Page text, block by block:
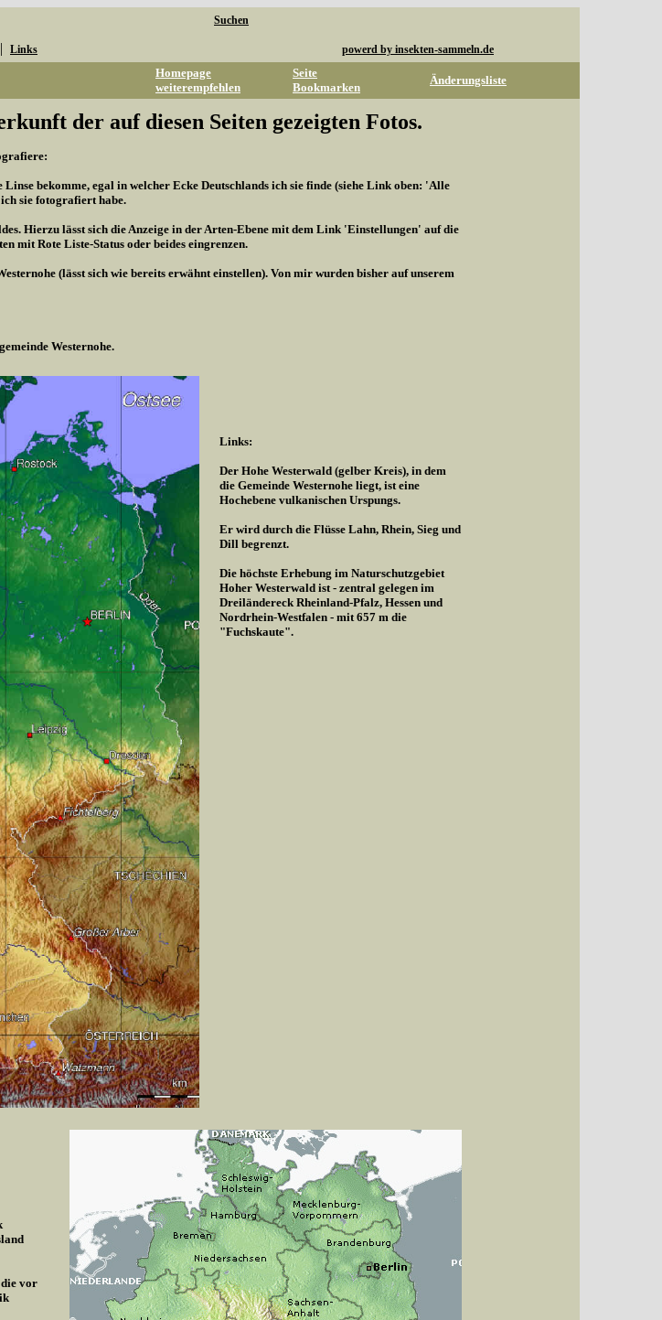
Suchen
| Links powerd by insekten-sammeln.de
Homepage
weiterempfehlen
Seite
Bookmarken
Änderungsliste
der auf diesen Seiten gezeigten Fotos.
bekomme, egal in welcher Ecke Deutschlands ich sie finde (siehe Link oben: 'Alle
sie fotografiert habe.
Hierzu lässt sich die Anzeige in der Arten-Ebene mit dem Link 'Einstellungen' auf die
mit Rote Liste-Status oder beides eingrenzen.
(lässt sich wie bereits erwähnt einstellen). Von mir wurden bisher auf unserem
Westernohe.
Links:
Der Hohe Westerwald (gelber Kreis), in dem
die Gemeinde Westernohe liegt, ist eine
Hochebene vulkanischen Urspungs.
Er wird durch die Flüsse Lahn, Rhein, Sieg und
Dill begrenzt.
Die höchste Erhebung im Naturschutzgebiet
Hoher Westerwald ist - zentral gelegen im
Dreiländereck Rheinland-Pfalz, Hessen und
Nordrhein-Westfalen - mit 657 m die
"Fuchskaute".
die vor